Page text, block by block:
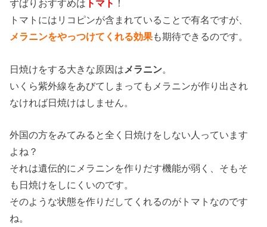
ずばりおすすめは トマト ！
トマトにはリコピンが含まれていることで有名ですが、
メラニンをやっつけてくれる効果も期待できるのです。
日焼けをする大きな原因は メラニン
いくら紫外線をあびてしまってもメラニンが作り出され
なければ日焼けはしません。
外国の方をみてみると全く日焼けをしない人っています
よね？
それは遺伝的にメラニンを作りだす機能が弱く、そもそ
も日焼けをしにくいのです。
そのような状態を作りだしてくれるのがトマトなのです
ね。